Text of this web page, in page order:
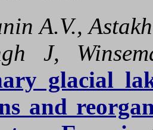
A.V.,
J,
glacial
and